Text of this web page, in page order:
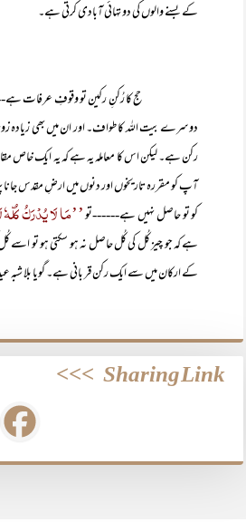
کے بسنے والوں کی دو تہائی آبادی کرتی ہے۔
حج کا رُکنِ رکین تو وقوفِ عرفات ہے----- اس کے
دوسرے بیت اللہ کا طواف۔ اور ان میں بھی زیادہ
رکن ہے۔ لیکن اس کا معاملہ یہ ہے کہ یہ ایک خاص
آپ کو مقررہ تاریخوں اور دنوں میں ارضِ مقدس
کو تو حاصل نہیں ہے------تو’’مَا لَا یُدْرَکُ
ہے کہ جو چیز کُل کی کُل حاصل نہ ہو سکتی ہو تو اسے کُل
کے ارکان میں سے ایک رکن قر بانی ہے۔ گویا بلا شبہ
Sharing Link
>>>